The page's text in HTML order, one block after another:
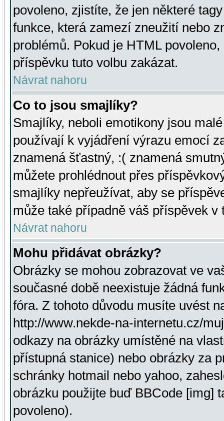
povoleno, zjistíte, že jen některé
funkce, která zamezí zneužití nebo
problémů. Pokud je HTML
příspěvku tuto volbu zakázat.
Návrat nahoru
Co to jsou smajlíky?
Smajlíky, neboli emotikony jsou
používají k vyjádření výrazu emocí
znamená šťastný, :( znamená
můžete prohlédnout přes
smajlíky nepřeužívat, aby se
může také případně váš příspěvek v
Návrat nahoru
Mohu přidávat obrázky?
Obrázky se mohou zobrazovat ve
současné době neexistuje žádná
fóra. Z tohoto důvodu musíte uvést
http://www.nekde-na-internetu.cz/
odkazy na obrázky umístěné na
přístupná stanice) nebo obrázky za
schránky hotmail nebo yahoo,
obrázku použijte buď BBCode [img]
povoleno).